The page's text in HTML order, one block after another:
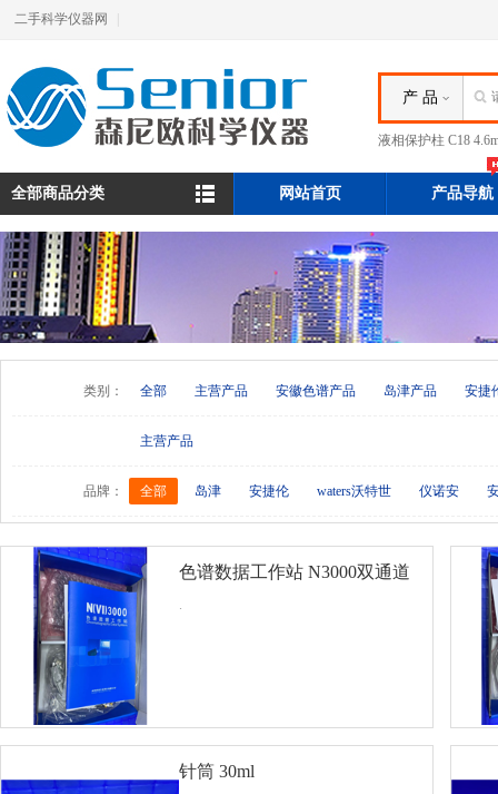
二手科学仪器网
产 品
液相保护柱 C18
全部商品分类 网站首页 产品导航
类别： 全部 主营产品 安徽色谱产品 岛津产品 安捷
主营产品
品牌： 全部 岛津 安捷伦 waters沃特世 仪诺安
色谱数据工作站 N3000双通道
.
查看详细
针筒 30ml